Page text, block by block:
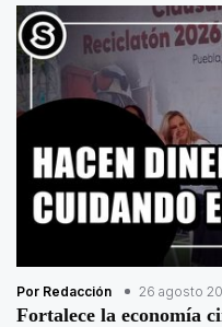
Por Redacción 26 agosto
Fortalece la economía